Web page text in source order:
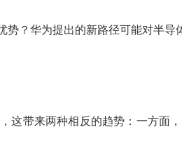
？华为提出的新路径可能对半
这带来两种相反的趋势：一方